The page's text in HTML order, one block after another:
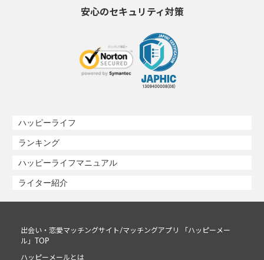
安心のセキュリティ対策
ハッピーライフ
ランキング
ハッピーライフマニュアル
ライター紹介
出会い・恋愛マッチングサイト/マッチングアプリ 「ハッピーメー
ル」TOP
ハッピーメールとは